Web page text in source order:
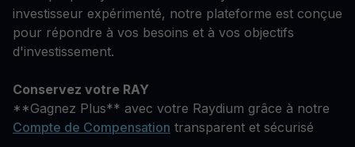
investisseur expérimenté, notre plateforme est conçue
pour répondre à vos besoins et à vos objectifs
d'investissement.
Conservez votre RAY
**Gagnez Plus** avec votre Raydium grâce à notre
Compte de Compensation transparent et sécurisé